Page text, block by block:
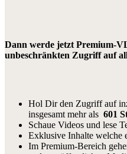
Dann werde jetzt Premium-
unbeschränkten Zugriff auf
Hol Dir den Zugriff auf
insgesamt mehr als 601
Schaue Videos und lese
Exklusive Inhalte welche
Im Premium-Bereich